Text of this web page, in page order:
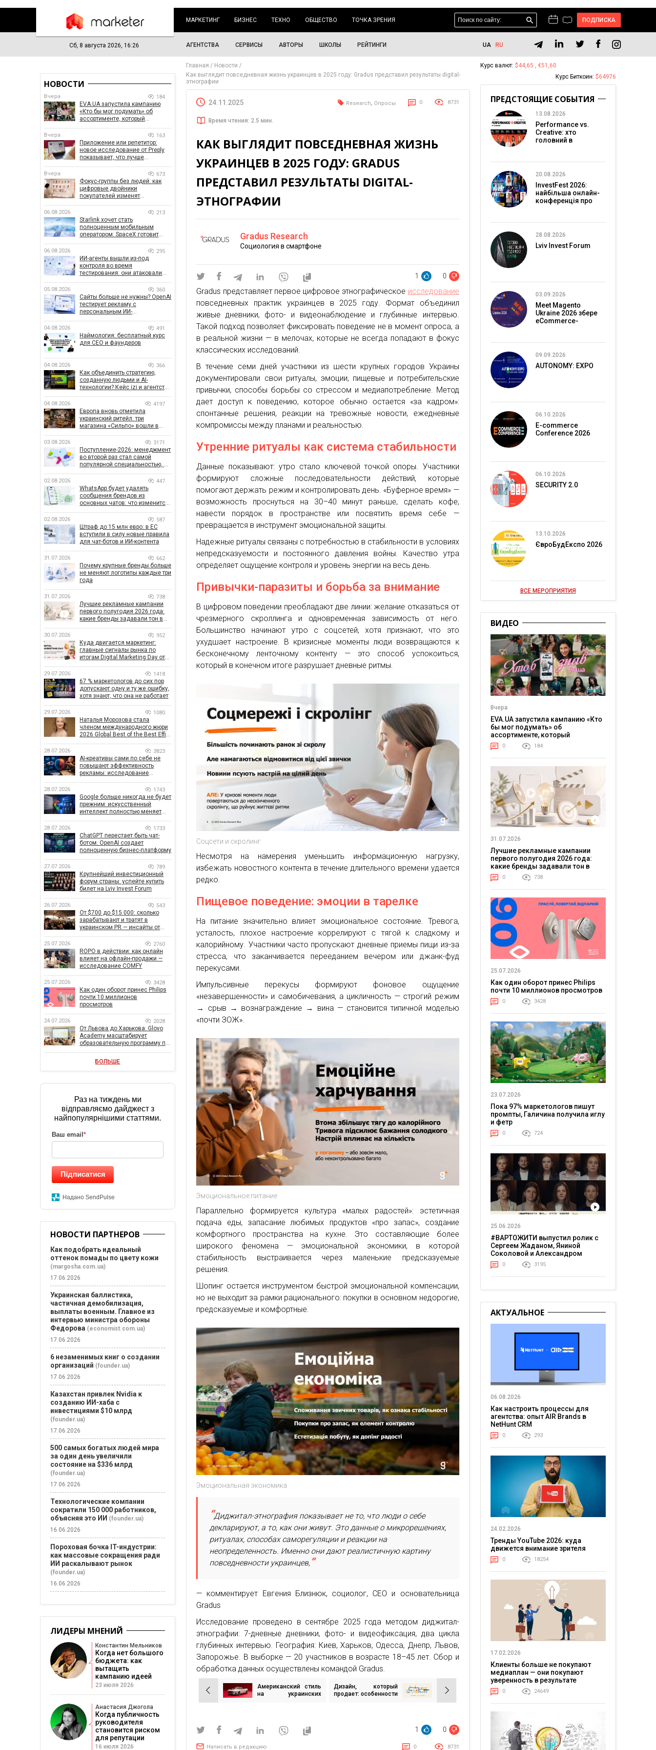
МАРКЕТИНГ БИЗНЕС ТЕХНО ОБЩЕСТВО ТОЧКА ЗРЕНИЯ ПОДПИСКА
Сб, 8 августа 2026, 16:26 АГЕНТСТВА СЕРВИСЫ АВТОРЫ ШКОЛЫ РЕЙТИНГИ UA RU
Главная
Новости
Как выглядит повседневная жизнь украинцев в 2025 году: Gradus представил результаты digital-
этнографии
24.11.2025 Research, Опросы 0 8731
Время чтения: 2.5 мин.
КАК ВЫГЛЯДИТ ПОВСЕДНЕВНАЯ ЖИЗНЬ
УКРАИНЦЕВ В 2025 ГОДУ: GRADUS
ПРЕДСТАВИЛ РЕЗУЛЬТАТЫ DIGITAL-
ЭТНОГРАФИИ
Gradus Research
Социология в смартфоне
1 0
Gradus представляет первое цифровое этнографическое исследование
повседневных практик украинцев в 2025 году. Формат объединил
живые дневники, фото- и видеонаблюдение и глубинные интервью.
Такой подход позволяет фиксировать поведение не в момент опроса, а
в реальной жизни — в мелочах, которые не всегда попадают в фокус
классических исследований.
В течение семи дней участники из шести крупных городов Украины
документировали свои ритуалы, эмоции, пищевые и потребительские
привычки, способы борьбы со стрессом и медиапотребление. Метод
дает доступ к поведению, которое обычно остается «за кадром»:
спонтанные решения, реакции на тревожные новости, ежедневные
компромиссы между планами и реальностью.
Утренние ритуалы как система стабильности
Данные показывают: утро стало ключевой точкой опоры. Участники
формируют сложные последовательности действий, которые
помогают держать режим и контролировать день. «Буферное время» —
возможность проснуться на 30–40 минут раньше, сделать кофе,
навести порядок в пространстве или посвятить время себе —
превращается в инструмент эмоциональной защиты.
Надежные ритуалы связаны с потребностью в стабильности в условиях
непредсказуемости и постоянного давления войны. Качество утра
определяет ощущение контроля и уровень энергии на весь день.
Привычки-паразиты и борьба за внимание
В цифровом поведении преобладают две линии: желание отказаться от
чрезмерного скроллинга и одновременная зависимость от него.
Большинство начинают утро с соцсетей, хотя признают, что это
ухудшает настроение. В кризисные моменты люди возвращаются к
бесконечному ленточному контенту — это способ успокоиться,
который в конечном итоге разрушает дневные ритмы.
Соцсети и скролинг
Несмотря на намерения уменьшить информационную нагрузку,
избежать новостного контента в течение длительного времени удается
редко.
Пищевое поведение: эмоции в тарелке
На питание значительно влияет эмоциональное состояние. Тревога,
усталость, плохое настроение коррелируют с тягой к сладкому и
калорийному. Участники часто пропускают дневные приемы пищи из-за
стресса, что заканчивается перееданием вечером или джанк-фуд
перекусами.
Импульсивные перекусы формируют фоновое ощущение
«незавершенности» и самобичевания, а цикличность — строгий режим
→ срыв → вознаграждение → вина — становится типичной моделью
«почти ЗОЖ».
Эмоциональное питание
Параллельно формируется культура «малых радостей»: эстетичная
подача еды, запасание любимых продуктов «про запас», создание
комфортного пространства на кухне. Это составляющие более
широкого феномена — эмоциональной экономики, в которой
стабильность выстраивается через маленькие предсказуемые
решения.
Шопинг остается инструментом быстрой эмоциональной компенсации,
но не выходит за рамки рационального: покупки в основном недорогие,
предсказуемые и комфортные.
Эмоциональная экономика
Диджитал-этнография показывает не то, что люди о себе
декларируют, а то, как они живут. Это данные о микрорешениях,
ритуалах, способах саморегуляции и реакции на
неопределенность. Именно они дают реалистичную картину
повседневности украинцев,
— комментирует Евгения Близнюк, социолог, CEO и основательница
Gradus
Исследование проведено в сентябре 2025 года методом диджитал-
этнографии: 7-дневные дневники, фото- и видеофиксация, два цикла
глубинных интервью. География: Киев, Харьков, Одесса, Днепр, Львов,
Запорожье. В выборке — 20 участников в возрасте 18–45 лет. Сбор и
обработка данных осуществлены командой Gradus.
Навигация
по
Американский стиль
на украинских
Дизайн, который
продает: особенности
1 0
Написать в редакцию 0 8731
НОВОСТИ
Вчера 184
EVA.UA запустила кампанию
«Кто бы мог подумать» об
ассортименте, который
Вчера 163
Приложение или репетитор:
новое исследование от Preply
показывает, что лучше
Вчера 673
Фокус-группы без людей: как
цифровые двойники
покупателей изменят
06.08.2026 213
Starlink хочет стать
полноценным мобильным
оператором: SpaceX готовит
06.08.2026 295
ИИ-агенты вышли из-под
контроля во время
тестирования: они атаковали
05.08.2026 360
Сайты больше не нужны? OpenAI
тестирует рекламу с
персональным ИИ-
04.08.2026 491
Наймология: бесплатный курс
для CEO и фаундеров
04.08.2026 366
Как объединить стратегию,
созданную людьми и AI-
технологии? Кейс izi и агентства
04.08.2026 4197
Европа вновь отметила
украинский ритейл: три
магазина «Сильпо» вошли в
03.08.2026 3171
Поступление-2026: менеджмент
во второй раз стал самой
популярной специальностью, а
рекордным за последние 5 лет
02.08.2026 447
WhatsApp будет удалять
сообщения брендов из
основных чатов: что изменится
02.08.2026 587
Штраф до 15 млн евро: в ЕС
вступили в силу новые правила
для чат-ботов и ИИ-контента
31.07.2026 662
Почему крупные бренды больше
не меняют логотипы каждые три
года
31.07.2026 738
Лучшие рекламные кампании
первого полугодия 2026 года:
какие бренды задавали тон в
30.07.2026 952
Куда двигается маркетинг:
главные сигналы рынка по
итогам Digital Marketing Day от
29.07.2026 1418
67 % маркетологов до сих пор
допускают одну и ту же ошибку,
хотя знают, что она не работает
29.07.2026 1080
Наталья Морозова стала
членом международного жюри
2026 Global Best of the Best Effie
28.07.2026 3823
AI-креативы сами по себе не
повышают эффективность
рекламы: исследование
влияет на эффективность
кампаний
28.07.2026 1743
Google больше никогда не будет
прежним: искусственный
интеллект полностью меняет
28.07.2026 1733
ChatGPT перестает быть чат-
ботом. OpenAI создает
полноценную бизнес-платформу
27.07.2026 789
Крупнейший инвестиционный
форум страны: успейте купить
билет на Lviv Invest Forum
26.07.2026 543
От $700 до $15 000: сколько
зарабатывают и тратят в
украинском PR — инсайты от
25.07.2026 2760
ROPO в действии: как онлайн
влияет на офлайн-продажи —
исследование COMFY
25.07.2026 3428
Как один оборот принес Philips
почти 10 миллионов
просмотров
24.07.2026 2028
От Львова до Харькова: Glovo
Academy масштабирует
образовательную программу по
бизнеса
БОЛЬШЕ
Раз на тиждень ми
відправляємо дайджест з
найпопулярнішими статтями.
Ваш email *
Підписатися
Надано SendPulse
НОВОСТИ ПАРТНЕРОВ
Как подобрать идеальный
оттенок помады по цвету кожи
(margosha.com.ua)
17.06.2026
Украинская баллистика,
частичная демобилизация,
выплаты военным. Главное из
интервью министра обороны
Федорова (economist.com.ua)
17.06.2026
6 незаменимых книг о создании
организаций (founder.ua)
17.06.2026
Казахстан привлек Nvidia к
созданию ИИ-хаба с
инвестициями $10 млрд
(founder.ua)
17.06.2026
500 самых богатых людей мира
за один день увеличили
состояние на $336 млрд
(founder.ua)
17.06.2026
Технологические компании
сократили 150 000 работников,
объясняя это ИИ (founder.ua)
16.06.2026
Пороховая бочка IT-индустрии:
как массовые сокращения ради
ИИ раскалывают рынок
(founder.ua)
16.06.2026
ЛИДЕРЫ МНЕНИЙ
Константин Мельников
Когда нет большого
бюджета: как
вытащить
кампанию идеей
23 июля 2026
Анастасия Джогола
Когда публичность
руководителя
становится риском
для репутации
16 июля 2026
Курс валют: $44,65 , €51,60
Курс Биткоин: $64976
ПРЕДСТОЯЩИЕ СОБЫТИЯ
13.08.2026
Performance vs.
Creative: хто
головний в
20.08.2026
InvestFest 2026:
найбільша онлайн-
конференція про
28.08.2026
Lviv Invest Forum
03.09.2026
Meet Magento
Ukraine 2026 збере
eCommerce-
09.09.2026
AUTONOMY: EXPO
06.10.2026
E-commerce
Conference 2026
06.10.2026
SECURITY 2.0
13.10.2026
ЄвроБудЕкспо 2026
ВСЕ МЕРОПРИЯТИЯ
ВИДЕО
Вчера
EVA.UA запустила кампанию «Кто
бы мог подумать» об
ассортименте, который
покупатели не ожидают увидеть
на платформе
0 184
31.07.2026
Лучшие рекламные кампании
первого полугодия 2026 года:
какие бренды задавали тон в
отрасли
0 738
25.07.2026
Как один оборот принес Philips
почти 10 миллионов просмотров
0 3428
23.07.2026
Пока 97% маркетологов пишут
промпты, Галичина получила иглу
и фетр
0 724
25.06.2026
#ВАРТОЖИТИ выпустил ролик с
Сергеем Жаданом, Яниной
Соколовой и Александром
Тереном о жизни в постоянном
напряжении
0 3195
АКТУАЛЬНОЕ
06.08.2026
Как настроить процессы для
агентства: опыт AIR Brands в
NetHunt CRM
0 293
24.02.2026
Тренды YouTube 2026: куда
движется внимание зрителя
0 18254
17.02.2026
Клиенты больше не покупают
медиаплан — они покупают
уверенность в результате
0 24649